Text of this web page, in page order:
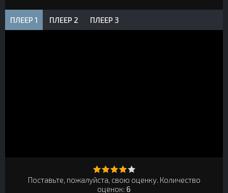
ПЛЕЕР 1 ПЛЕЕР 2 ПЛЕЕР 3
Поставьте, пожалуйста, свою оценку. Количество
оценок: 6